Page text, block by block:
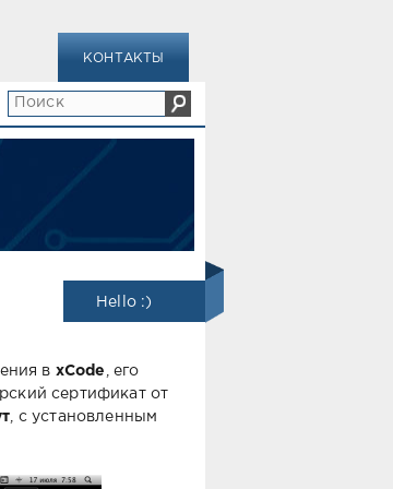
КОНТАКТЫ
Hello :)
в xCode , его
сертификат от
, с установленным